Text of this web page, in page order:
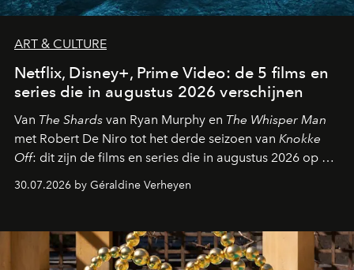
ART & CULTURE
Netflix, Disney+, Prime Video: de 5 films en
series die in augustus 2026 verschijnen
Van The Shards van Ryan Murphy en The Whisper Man
met Robert De Niro tot het derde seizoen van Knokke
Off: dit zijn de films en series die in augustus 2026 op de
30.07.2026 by Géraldine Verheyen